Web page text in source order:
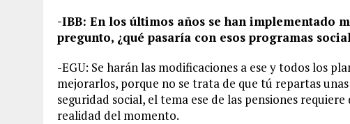
-IBB: En los últimos años se han implementado
pregunto, ¿qué pasaría con esos programas
-EGU: Se harán las modificaciones a ese y todos los
mejorarlos, porque no se trata de que tú repartas
seguridad social, el tema ese de las pensiones
realidad del momento.